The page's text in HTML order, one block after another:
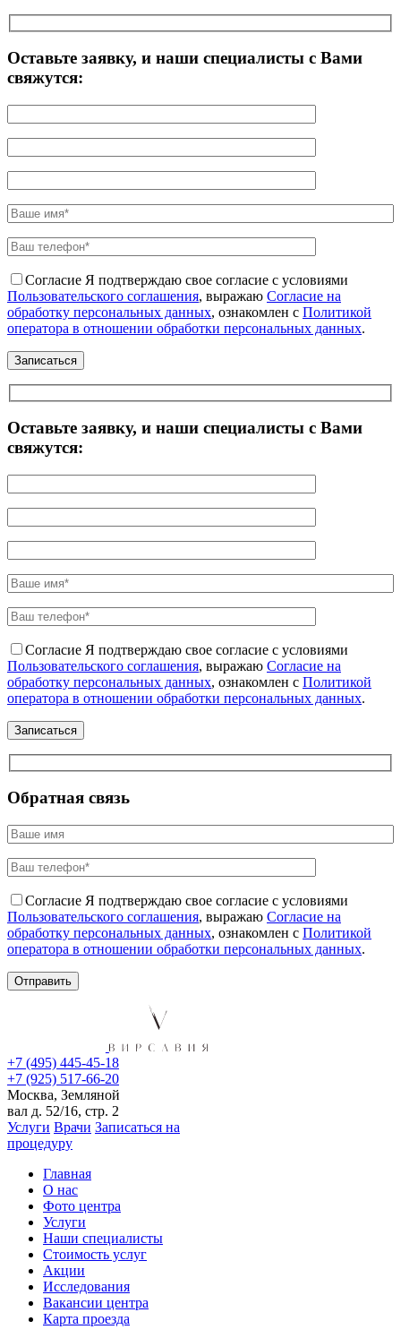
Оставьте заявку, и наши специалисты с Вами
свяжутся:
Согласие Я подтверждаю свое согласие с условиями
Пользовательского соглашения, выражаю Согласие на
обработку персональных данных, ознакомлен с Политикой
оператора в отношении обработки персональных данных.
Оставьте заявку, и наши специалисты с Вами
свяжутся:
Согласие Я подтверждаю свое согласие с условиями
Пользовательского соглашения, выражаю Согласие на
обработку персональных данных, ознакомлен с Политикой
оператора в отношении обработки персональных данных.
Обратная связь
Согласие Я подтверждаю свое согласие с условиями
Пользовательского соглашения, выражаю Согласие на
обработку персональных данных, ознакомлен с Политикой
оператора в отношении обработки персональных данных.
+7 (495) 445-45-18
+7 (925) 517-66-20
Москва, Земляной
вал д. 52/16, стр. 2
Услуги Врачи Записаться на
процедуру
Главная
О нас
Фото центра
Услуги
Наши специалисты
Стоимость услуг
Акции
Исследования
Вакансии центра
Карта проезда